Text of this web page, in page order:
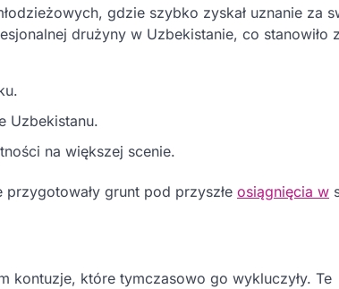
gdzie szybko zyskał uznanie za
drużyny w Uzbekistanie, co stanowiło
Uzbekistanu.
na większej scenie.
grunt pod przyszłe osiągnięcia w
kontuzje, które tymczasowo go wykluczyły. Te